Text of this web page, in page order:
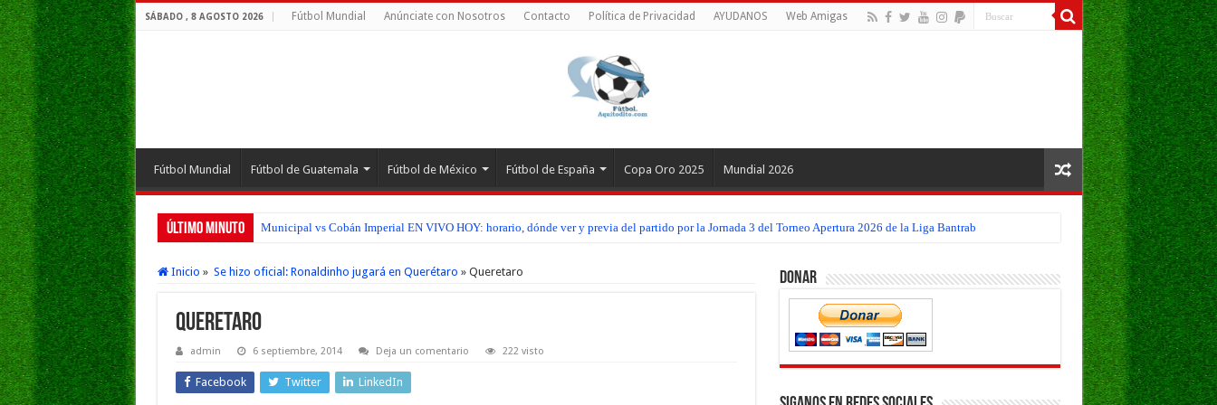
SÁBADO , 8 AGOSTO 2026 Fútbol Mundial Anúnciate con Nosotros Contacto Política de Privacidad AYUDANOS Web Amigas
Fútbol Mundial Fútbol de Guatemala Fútbol de México Fútbol de España Copa Oro 2025 Mundial 2026
Último Minuto Municipal vs Cobán Imperial EN VIVO HOY: horario, dónde ver y previa del partido por la Jornada 3 del Torneo Apertura 2026 de la Liga Bantrab
Inicio » Se hizo oficial: Ronaldinho jugará en Querétaro » Queretaro
Queretaro
admin 6 septiembre, 2014 Deja un comentario 222 visto
Facebook Twitter LinkedIn
Donar